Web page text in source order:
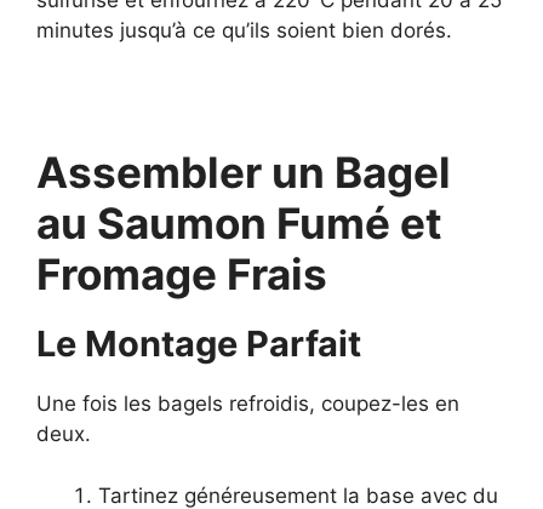
minutes jusqu’à ce qu’ils soient bien dorés.
Assembler un Bagel
au Saumon Fumé et
Fromage Frais
Le Montage Parfait
Une fois les bagels refroidis, coupez-les en
deux.
Tartinez généreusement la base avec du